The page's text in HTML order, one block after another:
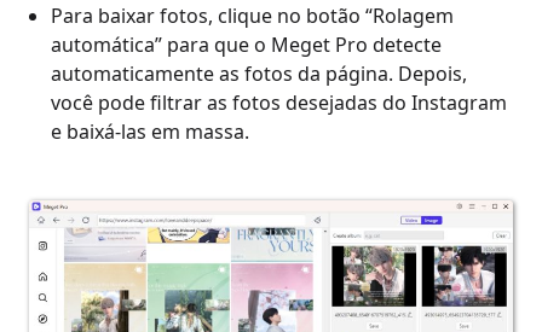
Para baixar fotos, clique no botão “Rolagem
automática” para que o Meget Pro detecte
automaticamente as fotos da página. Depois,
você pode filtrar as fotos desejadas do Instagram
e baixá-las em massa.